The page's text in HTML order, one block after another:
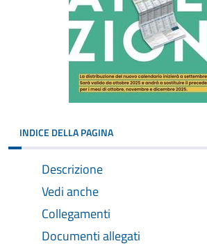
INDICE DELLA PAGINA
Descrizione
Vedi anche
Collegamenti
Documenti allegati